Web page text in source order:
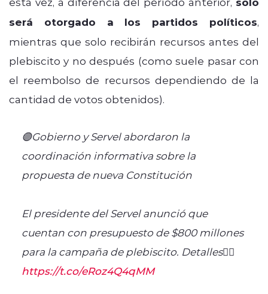
será otorgado a los partidos políticos,
mientras que solo recibirán recursos antes del
plebiscito y no después (como suele pasar con
el reembolso de recursos dependiendo de la
cantidad de votos obtenidos).
🟣Gobierno y Servel abordaron la
coordinación informativa sobre la
propuesta de nueva Constitución
El presidente del Servel anunció que
cuentan con presupuesto de $800 millones
para la campaña de plebiscito. Detalles👇🏼
https://t.co/eRoz4Q4qMM